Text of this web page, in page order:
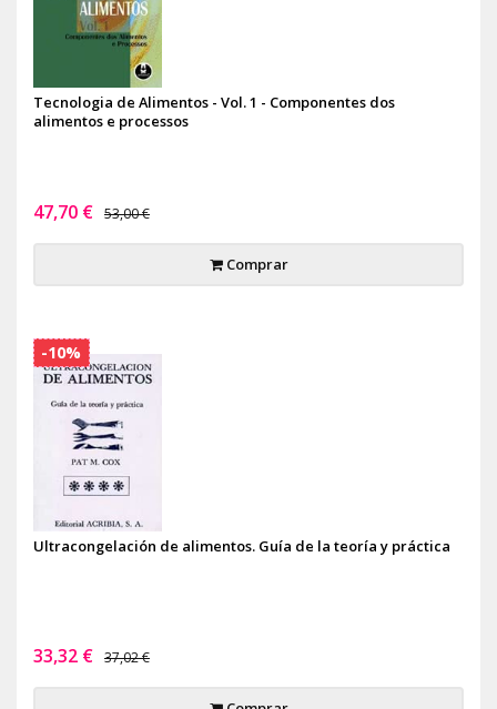
Tecnologia de Alimentos - Vol. 1 - Componentes dos
alimentos e processos
47,70 € 53,00 €
Comprar
Ultracongelación de alimentos. Guía de la teoría y práctica
33,32 € 37,02 €
-10%